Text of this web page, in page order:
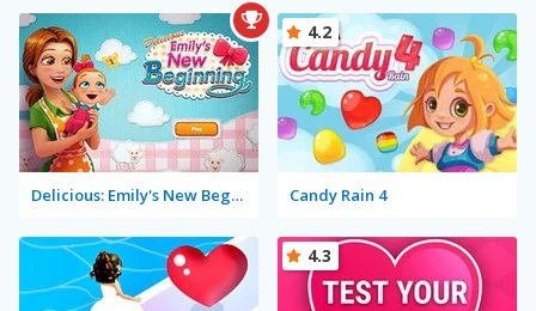
Delicious: Emily's New Beginning Candy Rain 4
4.2
4.3